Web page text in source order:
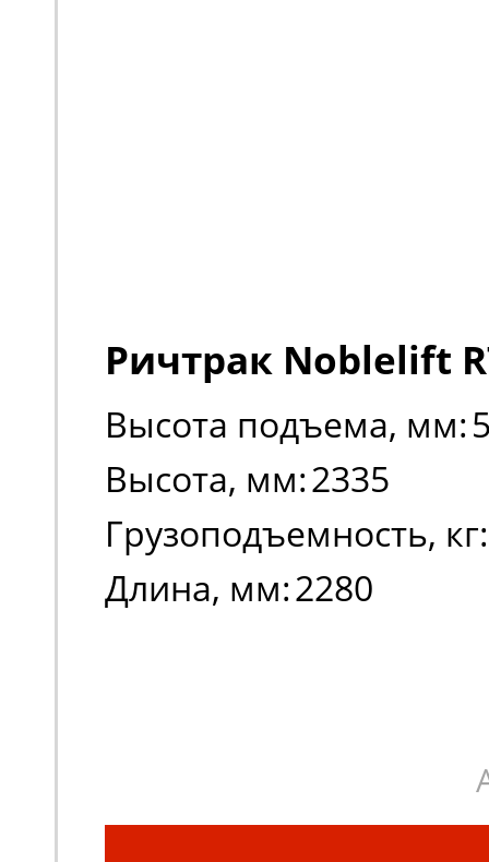
Ричтрак Noblelift
Высота подъема, мм:
Высота, мм:2335
Грузоподъемность, кг:
Длина, мм:2280